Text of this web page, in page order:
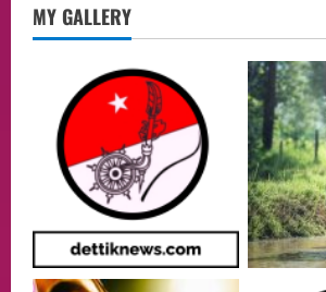
MY GALLERY
Menjaga Nama Baik
05/08/2026
3
Event
Putusan Diundur
Hakim pada Sidang
Sorotan
05/08/2026